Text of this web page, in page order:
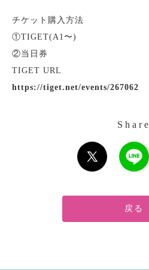
チケット購入方法
①TIGET(A1〜)
②当日券
TIGET URL
https://tiget.net/events/267062
Share
戻る